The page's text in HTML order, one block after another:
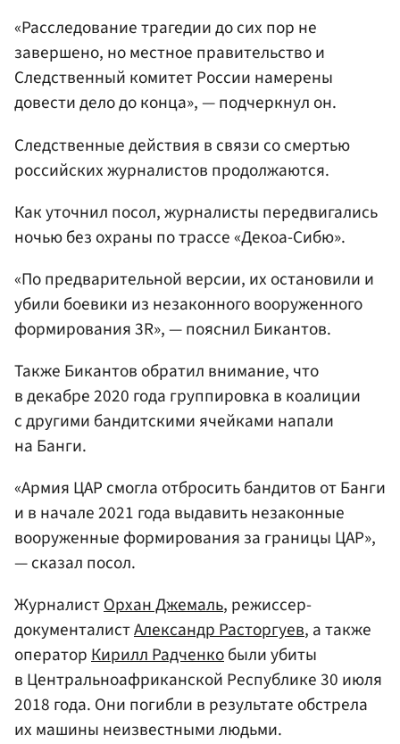
«Расследование трагедии до сих пор не
завершено, но местное правительство и
Следственный комитет России намерены
довести дело до конца», — подчеркнул он.
Следственные действия в связи со смертью
российских журналистов продолжаются.
Как уточнил посол, журналисты передвигались
ночью без охраны по трассе «Декоа-Сибю».
«По предварительной версии, их остановили и
убили боевики из незаконного вооруженного
формирования 3R», — пояснил Бикантов.
Также Бикантов обратил внимание, что
в декабре 2020 года группировка в коалиции
с другими бандитскими ячейками напали
на Банги.
«Армия ЦАР смогла отбросить бандитов от Банги
и в начале 2021 года выдавить незаконные
вооруженные формирования за границы ЦАР»,
— сказал посол.
ЖурналистОрхан Джемаль, режиссер-
документалистАлександр Расторгуев, а также
операторКирилл Радченкобыли убиты
в Центральноафриканской Республике 30 июля
2018 года. Они погибли в результате обстрела
их машины неизвестными людьми.